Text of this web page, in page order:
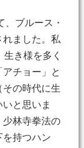
ブルース・
れました。私
き様を多く
チョー」と
の時代に生
と思いま
少林寺拳法の
持つハン